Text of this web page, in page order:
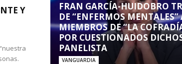
Y
FRAN GARCÍA-HUIDOBRO
DE “ENFERMOS MENTALES”
MIEMBROS DE “LA
POR CUESTIONADOS
PANELISTA
VANGUARDIA